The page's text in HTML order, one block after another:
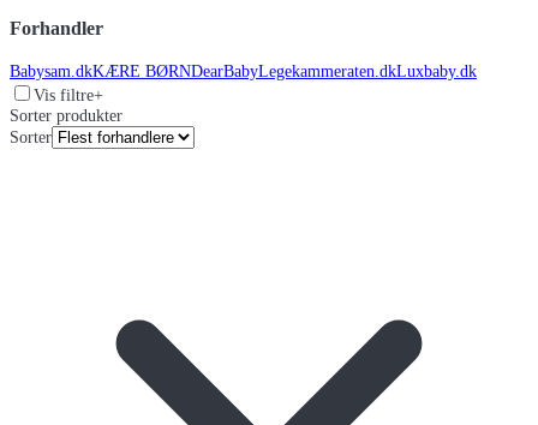
Forhandler
Babysam.dkKÆRE BØRNDearBabyLegekammeraten.dkLuxbaby.dk
Vis filtre+
Sorter produkter
Sorter